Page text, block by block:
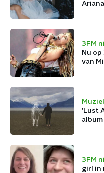
3FM
Nu
van
'Lust
album
3FM
girl in